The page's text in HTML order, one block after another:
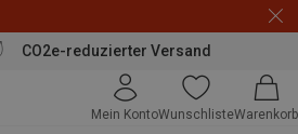
CO2e-reduzierter Versand
Mein KontoWunschlisteWarenkorb